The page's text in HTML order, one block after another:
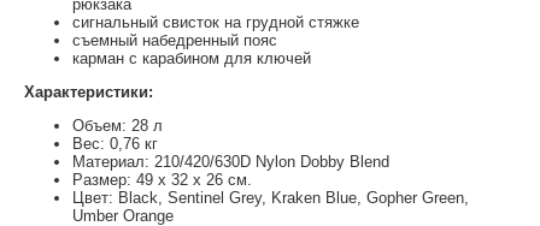
рюкзака
сигнальный свисток на грудной стяжке
съемный набедренный пояс
карман с карабином для ключей
Характеристики:
Объем: 28 л
Вес: 0,76 кг
Материал: 210/420/630D Nylon Dobby Blend
Размер: 49 x 32 x 26 см.
Цвет: Black, Sentinel Grey, Kraken Blue, Gopher Green,
Umber Orange